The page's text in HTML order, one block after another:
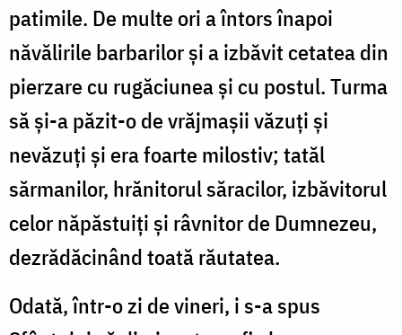
patimile. De multe ori a întors înapoi
năvălirile barbarilor și a izbăvit cetatea din
pierzare cu rugăciunea și cu postul. Turma
să și-a păzit-o de vrăjmașii văzuți și
nevăzuți și era foarte milostiv; tatăl
sărmanilor, hrănitorul săracilor, izbăvitorul
celor năpăstuiți și râvnitor de Dumnezeu,
dezrădăcinând toată răutatea.
Odată, într-o zi de vineri, i s-a spus